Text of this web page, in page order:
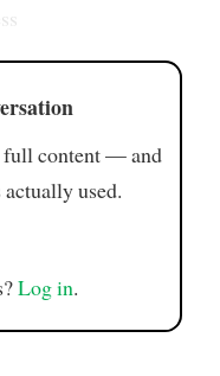
full content — and
used.
Log in.